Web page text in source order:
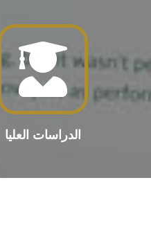
الدراسات العليا